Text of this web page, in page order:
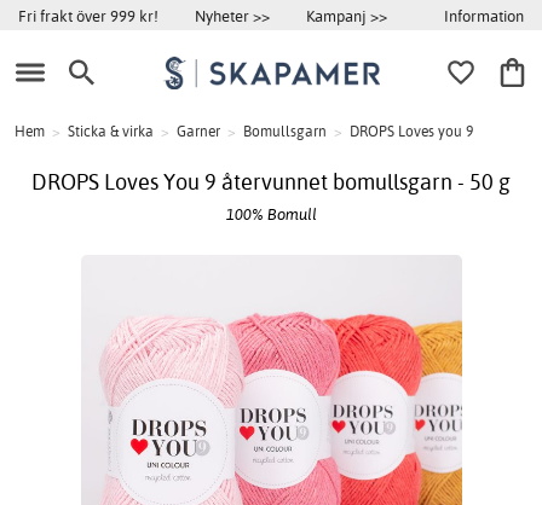
Fri frakt över 999 kr! Nyheter >> Kampanj >> Information
Hem > Sticka & virka > Garner > Bomullsgarn > DROPS Loves you 9
DROPS Loves You 9 återvunnet bomullsgarn - 50 g
100% Bomull